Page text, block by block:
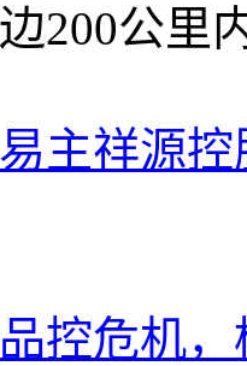
200公
主祥源
控危机